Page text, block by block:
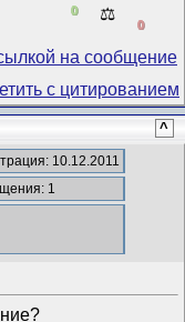
0 ⚖️
0
^
10.12.2011
1